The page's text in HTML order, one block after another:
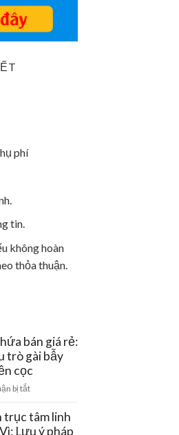
phí
tin.
không hoàn
thỏa thuận.
bán giá rẻ:
trò gài bẫy
cọc
bị tắtở
đất
đai
trục tâm linh
Lưu ý pháp